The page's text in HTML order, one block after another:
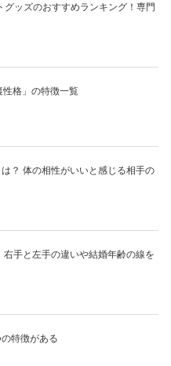
グッズのおすすめランキング！専門
格」の特徴一覧
は？ 体の相性がいいと感じる相手の
右手と左手の違いや結婚年齢の線を
特徴がある